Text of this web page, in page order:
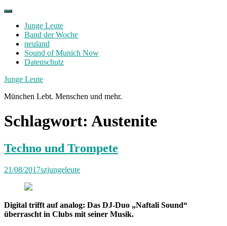
Skip
contentJunge Leute
Band der Woche
neuland
Sound of Munich Now
Datenschutz
Facebook
Twitter
Instagram
Junge Leute
München Lebt. Menschen und mehr.
Schlagwort: Austenite
Techno und Trompete
21/08/2017szjungeleute
Digital trifft auf analog: Das DJ-Duo „Naftali Sound“
überrascht in Clubs mit seiner Musik.